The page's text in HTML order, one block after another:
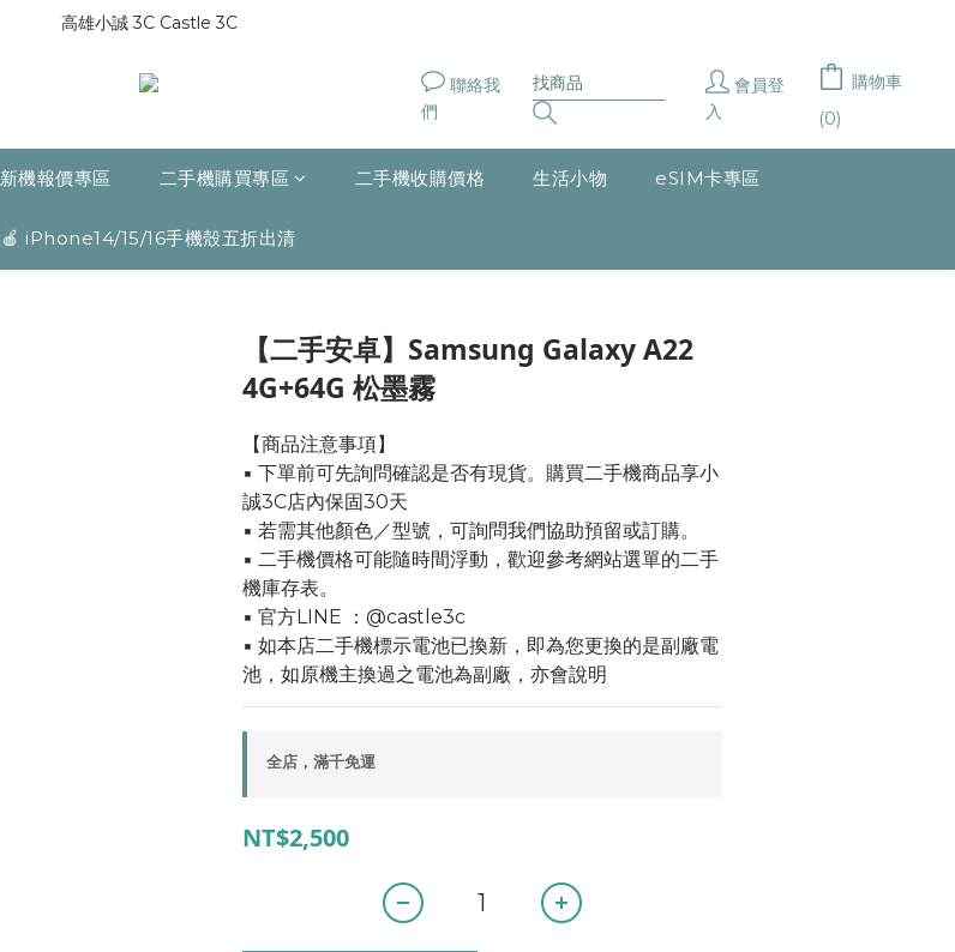
高雄小誠 3C Castle 3C
聯絡我
們
會員登
入
購物車
(0)
新機報價專區 二手機購買專區 二手機收購價格 生活小物 eSIM卡專區
🍎 iPhone14/15/16手機殼五折出清
【二手安卓】Samsung Galaxy A22
4G+64G 松墨霧
【商品注意事項】
▪ 下單前可先詢問確認是否有現貨。購買二手機商品享小
誠3C店內保固30天
▪ 若需其他顏色／型號，可詢問我們協助預留或訂購。
▪ 二手機價格可能隨時間浮動，歡迎參考網站選單的二手
機庫存表。
▪ 官方LINE ：@castle3c
▪ 如本店二手機標示電池已換新，即為您更換的是副廠電
池，如原機主換過之電池為副廠，亦會說明
全店，滿千免運
NT$2,500